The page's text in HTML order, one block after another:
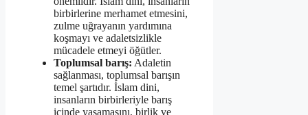
birbirlerine merhamet etmesini,
zulme uğrayanın yardımına
koşmayı ve adaletsizlikle
mücadele etmeyi öğütler.
Toplumsal barış: Adaletin
sağlanması, toplumsal barışın
temel şartıdır. İslam dini,
insanların birbirleriyle barış
içinde yaşamasını, birlik ve